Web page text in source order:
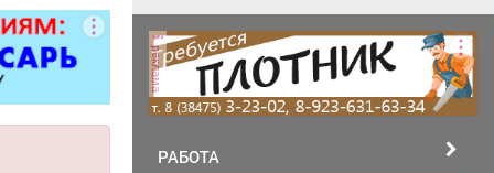
все
работ;
работы
скидка
реклама
РАБОТА